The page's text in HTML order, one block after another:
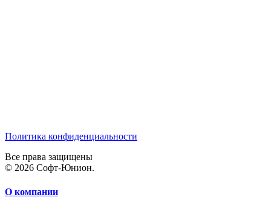
Политика конфиденциальности
Все права защищены
© 2026 Софт-Юнион.
О компании